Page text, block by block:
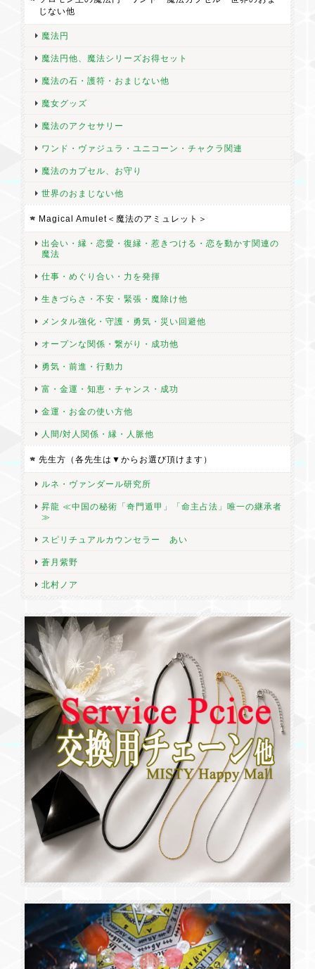
じない他
魔法円
魔法円他、魔法シリーズお得セット
魔法の石・護符・おまじない他
魔女グッズ
魔法のアクセサリー
ワンド・ヴァジュラ・ユニコーン・チャクラ関連
魔法のカプセル、お守り
世界のおまじない他
Magical Amulet＜魔法のアミュレット＞
出会い・縁・恋愛・復縁・惹きつける・恋を動かす関連の
魔法
仕事・めぐり合い・力を発揮
生きづらさ・不安・緊張・魔除け他
メンタル強化・守護・勇気・災い回避他
オープンな関係・繋がり・成功他
勇気・前進・行動力
富・金運・知恵・チャンス・成功
金運・お金の使い方他
人間/対人関係・縁・人脈他
先生方（各先生は▼からお選び頂けます）
ルネ・ヴァンダール研究所
昇龍 ≪中国の秘術「奇門遁甲」「命主占法」唯一の継承者
≫
スピリチュアルカウンセラー あい
蒼月紫野
北村ノア